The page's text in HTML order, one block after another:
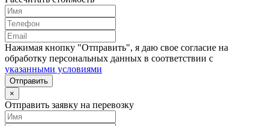
Нажимая кнопку "Отправить", я даю свое согласие на
обработку персональных данных в соответствии с
указанными условиями
Отправить
×
Отправить заявку на перевозку